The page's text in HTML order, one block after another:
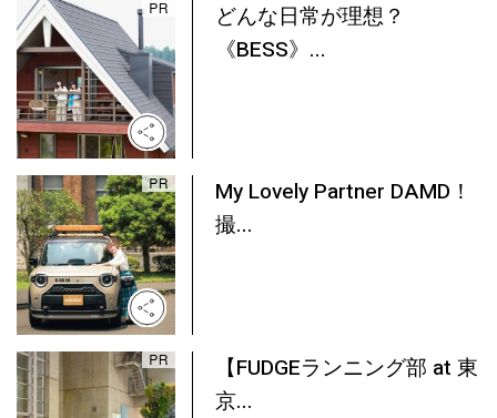
どんな日常が理想？
《BESS》...
My Lovely Partner DAMD！
撮...
【FUDGEランニング部 at 東
京...